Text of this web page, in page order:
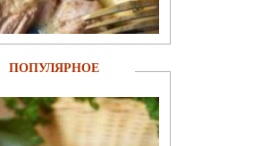
ПОПУЛЯРНОЕ